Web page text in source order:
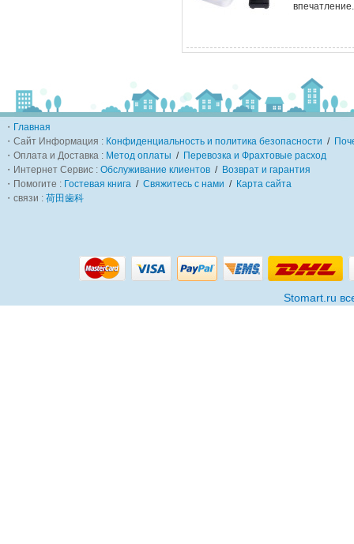
・ Главная
・Сайт Информация : Конфиденциальность и политика безопасности /
・Оплата и Доставка : Метод оплаты / Перевозка и Фрахтовые расход
・Интернет Сервис : Обслуживание клиентов / Возврат и гарантия
・Помогите : Гостевая книга / Свяжитесь с нами / Карта сайта
・связи : 荷田歯科
Stomart.ru